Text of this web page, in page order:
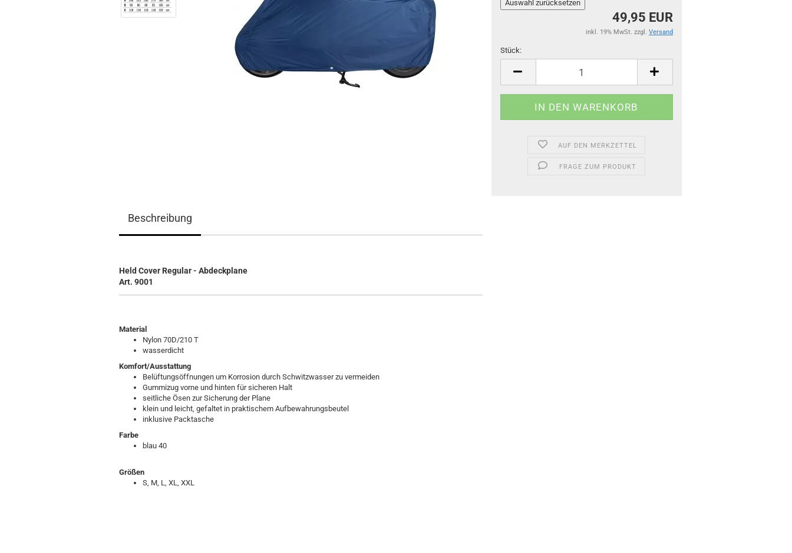
49,95 EUR
inkl. 19% MwSt. zzgl. Versand
Stück:
Stück
AUF DEN MERKZETTEL
FRAGE ZUM PRODUKT
Beschreibung
Held Cover Regular - Abdeckplane
Art. 9001
Material
Nylon 70D/210 T
wasserdicht
Komfort/Ausstattung
Belüftungsöffnungen um Korrosion durch Schwitzwasser zu vermeiden
Gummizug vorne und hinten für sicheren Halt
seitliche Ösen zur Sicherung der Plane
klein und leicht, gefaltet in praktischem Aufbewahrungsbeutel
inklusive Packtasche
Farbe
blau 40
Größen
S, M, L, XL, XXL